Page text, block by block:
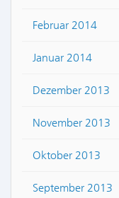
Februar 2014
Januar 2014
Dezember 2013
November 2013
Oktober 2013
September 2013